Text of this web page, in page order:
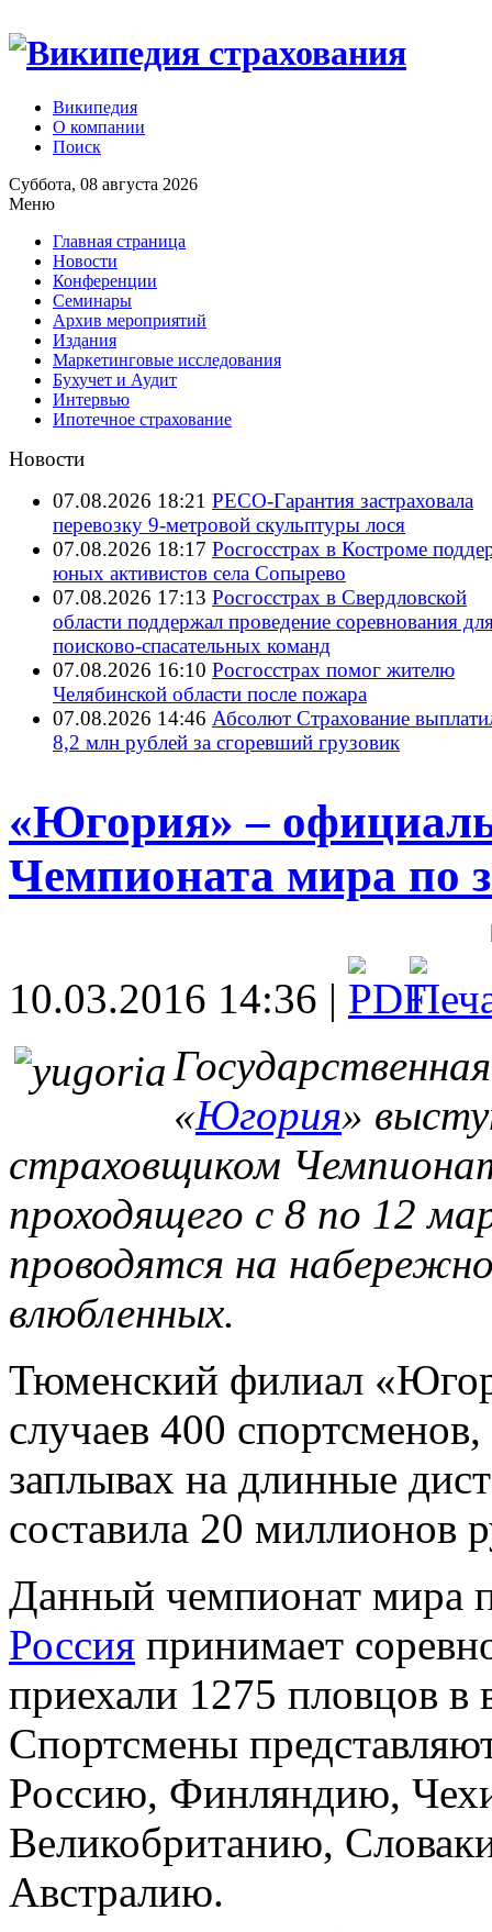
Википедия
О компании
Поиск
Суббота, 08 августа 2026
Меню
Главная страница
Новости
Конференции
Семинары
Архив мероприятий
Издания
Маркетинговые исследования
Бухучет и Аудит
Интервью
Ипотечное страхование
Новости
07.08.2026 18:21 РЕСО-Гарантия застраховала
перевозку 9-метровой скульптуры лося
07.08.2026 18:17 Росгосстрах в Костроме
юных активистов села Сопырево
07.08.2026 17:13 Росгосстрах в Свердловской
области поддержал проведение соревнования
поисково‑спасательных команд
07.08.2026 16:10 Росгосстрах помог жителю
Челябинской области после пожара
07.08.2026 14:46 Абсолют Страхование
8,2 млн рублей за сгоревший грузовик
«Югория» –
Чемпионата мира по
10.03.2016 14:36 |
«Югория»
страховщиком
проходящего с 8 по 12
проводятся на
влюбленных.
Тюменский филиал
случаев 400
заплывах на длинные
составила 20 миллионов
Данный чемпионат мира
Россия принимает
приехали 1275 пловцов в
Спортсмены
Россию, Финляндию,
Великобританию,
Австралию.